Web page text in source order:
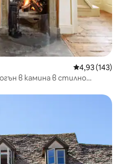
Средна
4,93 (143)
в камина в стилно
гостите